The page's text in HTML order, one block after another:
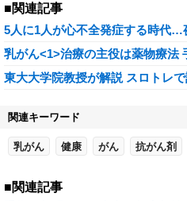
■関連記事
5人に1人が心不全発症する時代…
乳がん<1>治療の主役は薬物療法
東大大学院教授が解説 スロトレ
関連キーワード
乳がん 健康 がん 抗がん剤
■関連記事